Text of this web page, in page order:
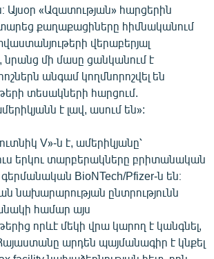
բոլոր կայքերը
Այսօր «Ազատության» հարցերին
քաղաքացիները հիմնականում
վերաբերյալ
նրանց մի մասը ցանկանում է
անգամ կողմնորոշվել են
տեսակների հարցում.
է լավ, ասում են»:
V»-ն է, ամերիկյանը՝
երկու տարբերակները բրիտանական
գերմանական BioNTech/Pfizer-ն են։
նախարարության ընտրությունն
համար այս
որևէ մեկի վրա կարող է կանգնել,
արդեն պայմանագիր է կնքել